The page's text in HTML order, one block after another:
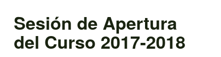
Sesión de Apertura
del Curso 2017-2018